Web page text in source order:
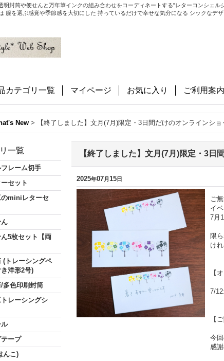
明封筒や便せんと万年筆インクの組み合わせをコーディネートする"レターコンシェ
服を選ぶ感覚や季節感を大切にした 持っているだけで幸せな気分になる シックなデ
カテゴリ一覧 マイページ お気に入り ご利用案内
New > 【終了しました】文月(7月)限定・3日間だけのオンラインシ
一覧
レーム切手
セット
のminiレターセ
5枚セット【両
(トレーシングペ
洋形2号)
多色印刷封筒
レーシングシ
ープ
んこ)
【終了しました】文月(7月)限定・3
2025年07月15日
ご
イ
7月
限
け
【
7/
【
今
感